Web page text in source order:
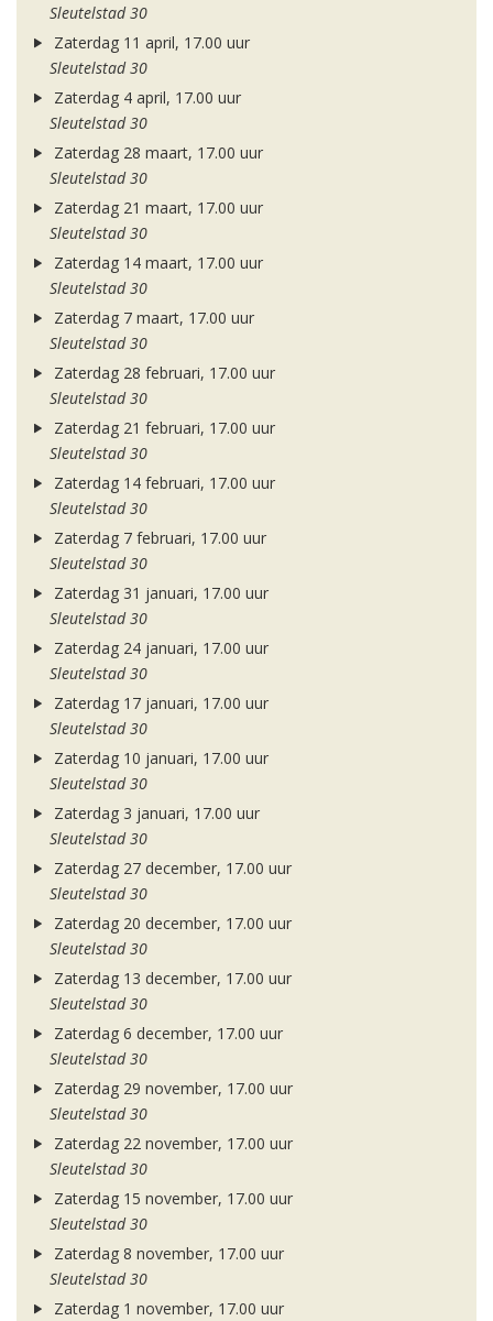
Sleutelstad 30
Zaterdag 11 april, 17.00 uur
Sleutelstad 30
Zaterdag 4 april, 17.00 uur
Sleutelstad 30
Zaterdag 28 maart, 17.00 uur
Sleutelstad 30
Zaterdag 21 maart, 17.00 uur
Sleutelstad 30
Zaterdag 14 maart, 17.00 uur
Sleutelstad 30
Zaterdag 7 maart, 17.00 uur
Sleutelstad 30
Zaterdag 28 februari, 17.00 uur
Sleutelstad 30
Zaterdag 21 februari, 17.00 uur
Sleutelstad 30
Zaterdag 14 februari, 17.00 uur
Sleutelstad 30
Zaterdag 7 februari, 17.00 uur
Sleutelstad 30
Zaterdag 31 januari, 17.00 uur
Sleutelstad 30
Zaterdag 24 januari, 17.00 uur
Sleutelstad 30
Zaterdag 17 januari, 17.00 uur
Sleutelstad 30
Zaterdag 10 januari, 17.00 uur
Sleutelstad 30
Zaterdag 3 januari, 17.00 uur
Sleutelstad 30
Zaterdag 27 december, 17.00 uur
Sleutelstad 30
Zaterdag 20 december, 17.00 uur
Sleutelstad 30
Zaterdag 13 december, 17.00 uur
Sleutelstad 30
Zaterdag 6 december, 17.00 uur
Sleutelstad 30
Zaterdag 29 november, 17.00 uur
Sleutelstad 30
Zaterdag 22 november, 17.00 uur
Sleutelstad 30
Zaterdag 15 november, 17.00 uur
Sleutelstad 30
Zaterdag 8 november, 17.00 uur
Sleutelstad 30
Zaterdag 1 november, 17.00 uur